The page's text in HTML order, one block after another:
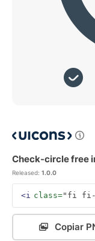
Check-circle free
Released: 1.0.0
<i class="fi fi-
Copiar